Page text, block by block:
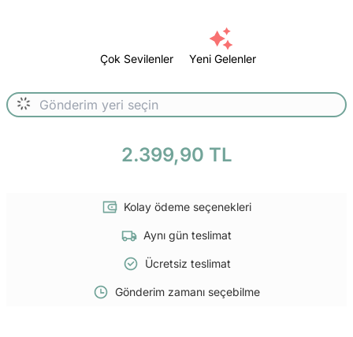
Çok Sevilenler Yeni Gelenler
2.399,90 TL
Kolay ödeme seçenekleri
Aynı gün teslimat
Ücretsiz teslimat
Gönderim zamanı seçebilme